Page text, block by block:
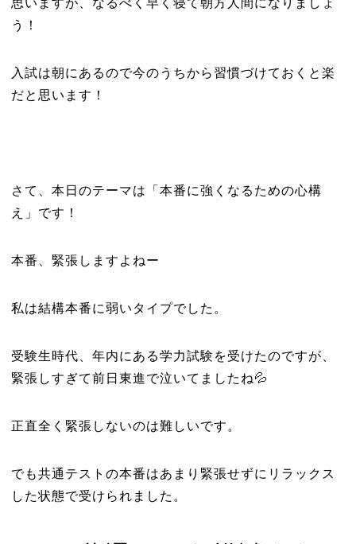
思いますが、なるべく早く寝て朝方人間になりましょ
う！
入試は朝にあるので今のうちから習慣づけておくと楽
だと思います！
さて、本日のテーマは「本番に強くなるための心構
え」です！
本番、緊張しますよねー
私は結構本番に弱いタイプでした。
受験生時代、年内にある学力試験を受けたのですが、
緊張しすぎて前日東進で泣いてましたね💦
正直全く緊張しないのは難しいです。
でも共通テストの本番はあまり緊張せずにリラックス
した状態で受けられました。